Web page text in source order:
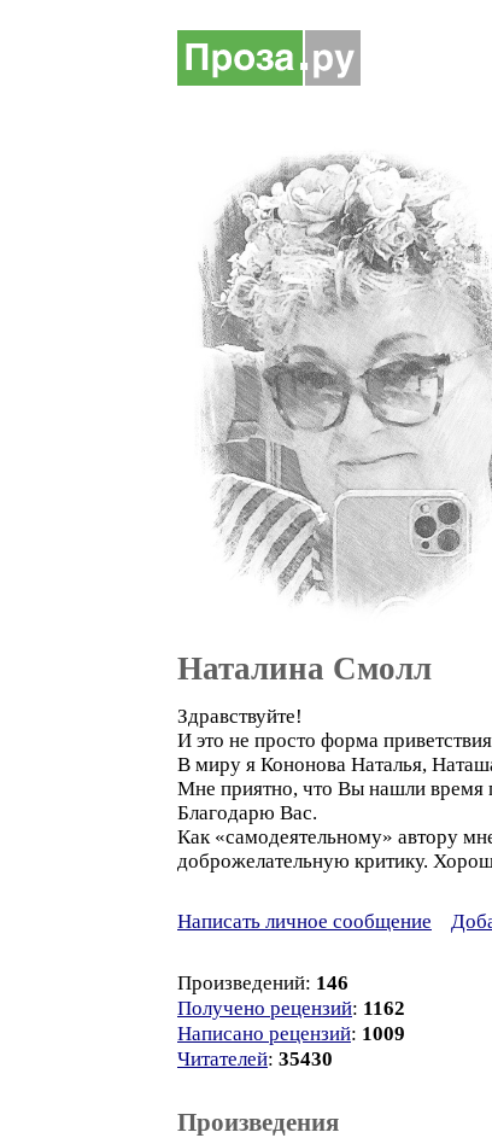
Наталина Смолл
Здравствуйте!
И это не просто форма
В миру я Кононова Наталья,
Мне приятно, что Вы нашли время
Благодарю Вас.
Как «самодеятельному» автору
доброжелательную критику.
Написать личное сообщение
Произведений: 146
Получено рецензий: 1162
Написано рецензий: 1009
Читателей: 35430
Произведения